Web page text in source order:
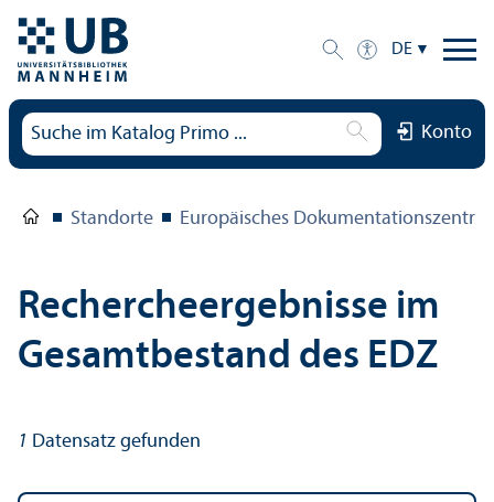
DE
Konto
Standorte Europäisches
Rechercheergebnisse im
Gesamtbestand des EDZ
1 Datensatz gefunden